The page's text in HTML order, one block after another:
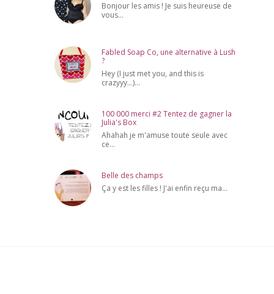
Bonjour les amis ! Je suis heureuse de
vous...
Fabled Soap Co, une alternative à Lush
?
Hey (I just met you, and this is
crazyyy...)...
100 000 merci #2 Tentez de gagner la
Julia's Box
Ahahah je m'amuse toute seule avec
ce...
Belle des champs
Ça y est les filles ! J'ai enfin reçu ma...